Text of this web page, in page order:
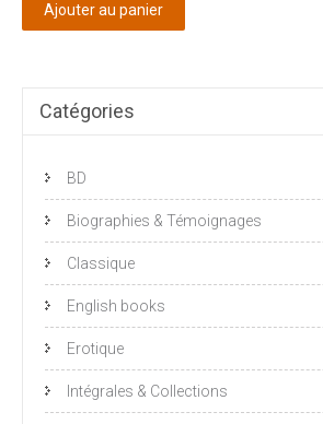
Ajouter au panier
Catégories
BD
Biographies & Témoignages
Classique
English books
Erotique
Intégrales & Collections